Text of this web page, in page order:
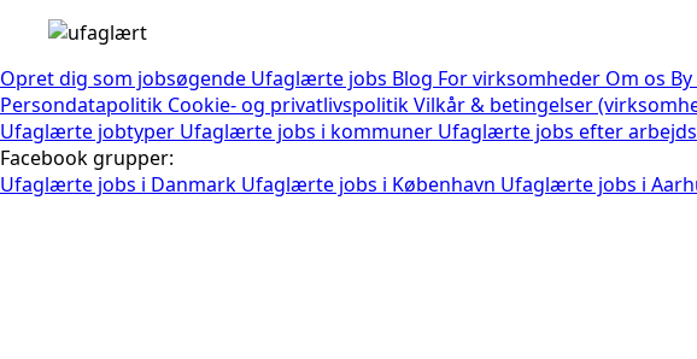
Opret dig som jobsøgende Ufaglærte jobs Blog For virksomheder Om os
Persondatapolitik Cookie- og privatlivspolitikVilkår & betingelser
Ufaglærte jobtyper Ufaglærte jobs i kommuner Ufaglærte jobs efter
Facebook grupper:
Ufaglærte jobs i Danmark Ufaglærte jobs i København Ufaglærte jobs i